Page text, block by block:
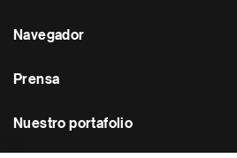
Navegador
Prensa
Nuestro portafolio